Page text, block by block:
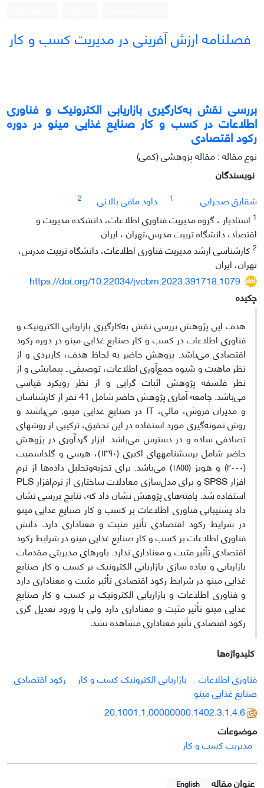
فصلنامه ارزش آفرینی در مدیریت کسب و کار
بررسی نقش به‌کارگیری بازاریابی الکترونیک و فناوری
اطلاعات در کسب و کار صنایع غذایی مینو در دوره
رکود اقتصادی
نوع مقاله : مقاله پژوهشی (کمی)
نویسندگان
شقایق صحرایی
1 داود مافی بالانی
2
1 استادیار ، گروه مدیریت فناوری اطلاعات، دانشکده مدیریت و
اقتصاد، دانشگاه تربیت مدرس،تهران ، ایران
2 کارشناسی ارشد مدیریت فناوری اطلاعات، دانشگاه تربیت مدرس،
تهران، ایران
https://doi.org/10.22034/jvcbm.2023.391718.1079
چکیده
هدف این پژوهش بررسی نقش به‌کارگیری بازاریابی الکترونیک و
فناوری اطلاعات در کسب و کار صنایع غذایی مینو در دوره رکود
اقتصادی می‌باشد. پژوهش حاضر به لحاظ هدف، کاربردی و از
نظر ماهیت و شیوه جمع‌آوری اطلاعات، توصیفی ـ پیمایشی و از
نظر فلسفه پژوهش اثبات گرایی و از نظر رویکرد قیاسی
می‌باشد. جامعه آماری پژوهش حاضر شامل 41 نفر از کارشناسان
و مدیران فروش، مالی، IT در صنایع غذایی مینو, می‌باشند و
روش نمونه‌گیری مورد استفاده در این تحقیق، ترکیبی از روش­های
تصادفی ساده و در دسترس می‌باشد. ابزار گردآوری در پژوهش
حاضر شامل پرسشنامه‎های اکبری (۱۳۹۰)، هرسی و گلداسمیت
(۲۰۰۰) و هویز (١٨٥٥) می‌باشد. برای تجزیه‌وتحلیل داده‌ها از نرم
افزار SPSS و برای مدل‌سازی معادلات ساختاری از نرم‌افزار PLS
استفاده شد. یافته‌های پژوهش نشان داد که، نتایج بررسی نشان
داد پشتیبانی فناوری اطلاعات بر کسب و کار صنایع غذایی مینو
در شرایط رکود اقتصادی تأثیر مثبت و معناداری دارد. دانش
فناوری اطلاعات بر کسب و کار صنایع غذایی مینو در شرایط رکود
اقتصادی تأثیر مثبت و معناداری ندارد. باورهای مدیریتی مقدمات
بازاریابی و پیاده سازی بازاریابی الکترونیک بر کسب و کار صنایع
غذایی مینو در شرایط رکود اقتصادی تأثیر مثبت و معناداری دارد
و فناوری اطلاعات و بازاریابی الکترونیک بر کسب و کار صنایع
غذایی مینو تأثیر مثبت و معناداری دارد ولی با ورود تعدیل گری
رکود اقتصادی تأثیر معناداری مشاهده نشد.
کلیدواژه‌ها
فناوری اطلاعات
بازاریابی الکترونیک کسب و کار
رکود اقتصادی
صنایع غذایی مینو
20.1001.1.00000000.1402.3.1.4.6
موضوعات
مدیریت کسب و کار
عنوان مقاله English